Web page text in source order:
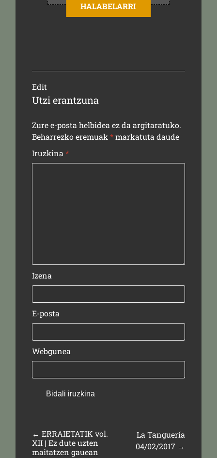
HALABELARRI
Edit
Utzi erantzuna
Zure e-posta helbidea ez da argitaratuko.
Beharrezko eremuak *markatuta daude
Iruzkina *
Izena
E-posta
Webgunea
← ERRAIETATIK vol.
XII | Ez dute uzten
maitatzen gauean
La Tanguería
04/02/2017 →